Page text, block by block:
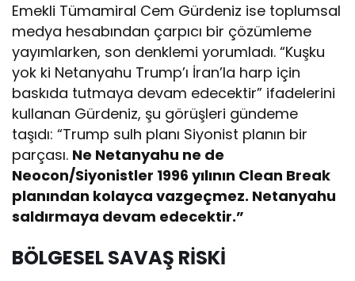
Emekli Tümamiral Cem Gürdeniz ise toplumsal
medya hesabından çarpıcı bir çözümleme
yayımlarken, son denklemi yorumladı. “Kuşku
yok ki Netanyahu Trump’ı İran’la harp için
baskıda tutmaya devam edecektir” ifadelerini
kullanan Gürdeniz, şu görüşleri gündeme
taşıdı: “Trump sulh planı Siyonist planın bir
parçası. Ne Netanyahu ne de
Neocon/Siyonistler 1996 yılının Clean Break
planından kolayca vazgeçmez. Netanyahu
saldırmaya devam edecektir.”
BÖLGESEL SAVAŞ RİSKİ